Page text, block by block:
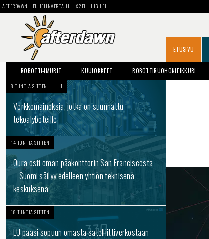
AFTERDAWN PUHELINVERTAILU X2.FI HIGH.FI
ETUSIVU
ROBOTTI-IMURIT KUULOKKEET ROBOTTIRUOHONLEIKKURI
8 TUNTIA SITTEN 1
Verkkomainoksia, jotka on suunnattu
tekoälyboteille
14 TUNTIA SITTEN
Oura osti oman pääkonttorin San Franciscosta
– Suomi säilyy edelleen yhtiön teknisenä
keskuksena
18 TUNTIA SITTEN
EU pääsi sopuun omasta satelliittiverkostaan